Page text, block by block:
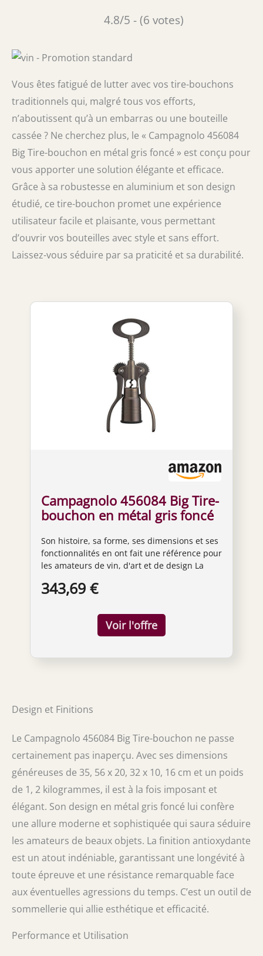
4.8/5 - (6 votes)
Vous êtes fatigué de lutter avec vos tire-bouchons
traditionnels qui, malgré tous vos efforts,
n’aboutissent qu’à un embarras ou une bouteille
cassée ? Ne cherchez plus, le « Campagnolo 456084
Big Tire-bouchon en métal gris foncé » est conçu pour
vous apporter une solution élégante et efficace.
Grâce à sa robustesse en aluminium et son design
étudié, ce tire-bouchon promet une expérience
utilisateur facile et plaisante, vous permettant
d’ouvrir vos bouteilles avec style et sans effort.
Laissez-vous séduire par sa praticité et sa durabilité.
Campagnolo 456084 Big Tire-
bouchon en métal gris foncé
Gris foncé
Son histoire, sa forme, ses dimensions et ses
fonctionnalités en ont fait une référence pour
les amateurs de vin, d'art et de design La
positionne la vis exactement au milieu du
complètement à travers le bouchon afin
d'empêcher le bouchon de tomber dans la
bouteille Design italien pur, matériaux de
343,69 €
Design et Finitions
Le Campagnolo 456084 Big Tire-bouchon ne passe
certainement pas inaperçu. Avec ses dimensions
généreuses de 35, 56 x 20, 32 x 10, 16 cm et un poids
de 1, 2 kilogrammes, il est à la fois imposant et
élégant. Son design en métal gris foncé lui confère
une allure moderne et sophistiquée qui saura séduire
les amateurs de beaux objets. La finition antioxydante
est un atout indéniable, garantissant une longévité à
toute épreuve et une résistance remarquable face
aux éventuelles agressions du temps. C’est un outil de
sommellerie qui allie esthétique et efficacité.
Performance et Utilisation